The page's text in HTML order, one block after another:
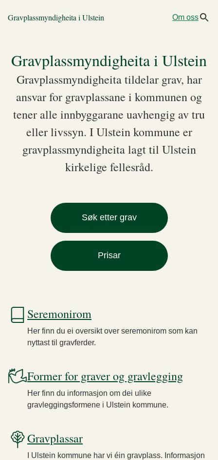
Gravplassmyndigheita i Ulstein Om oss
Gravplassmyndigheita i Ulstein
Gravplassmyndigheita tildelar grav, har
ansvar for gravplassane i kommunen og
tener alle innbyggarane uavhengig av tru
eller livssyn. I Ulstein kommune er
gravplassmyndigheita lagt til Ulstein
kirkelige fellesråd.
Søk etter grav
Prisar
Seremonirom
Her finn du ei oversikt over seremonirom som kan
nyttast til gravferder.
Former for graver og gravlegging
Her finn du informasjon om dei ulike
gravleggingsformene i Ulstein kommune.
Gravplassar
I Ulstein kommune har vi éin gravplass. Informasjon